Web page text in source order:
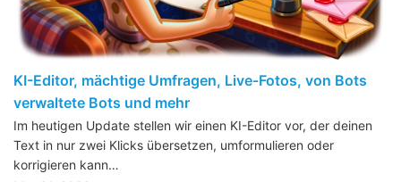
KI-Editor, mächtige Umfragen, Live-Fotos, von Bots
verwaltete Bots und mehr
Im heutigen Update stellen wir einen KI-Editor vor, der deinen
Text in nur zwei Klicks übersetzen, umformulieren oder
korrigieren kann…